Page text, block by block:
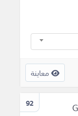
معاينة
92